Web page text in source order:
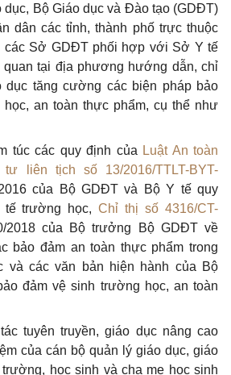
Bộ Giáo dục và Đào tạo (GDĐT)
dân các tỉnh, thành phố trực thuộc
các Sở GDĐT phối hợp với Sở Y tế
tại địa phương hướng dẫn, chỉ
tăng cường các biện pháp bảo
an toàn thực phẩm, cụ thể như
túc các quy định của Luật An toàn
tư liên tịch số 13/2016/TTLT-BYT-
của Bộ GDĐT và Bộ Y tế quy
tế trường học,Chỉ thị số 4316/CT-
2018 của Bộ trưởng Bộ GDĐT về
bảo đảm an toàn thực phẩm trong
và các văn bản hiện hành của Bộ
đảm vệ sinh trường học, an toàn
tuyên truyền, giáo dục nâng cao
của cán bộ quản lý giáo dục, giáo
học sinh và cha mẹ học sinh